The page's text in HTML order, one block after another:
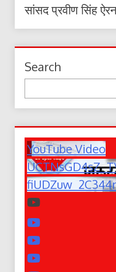
सांसद प्रवीण सिंह
Search
YouTube Video